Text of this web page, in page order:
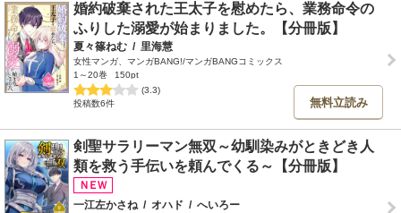
婚約破棄された王太子を慰めたら、業務命令の
ふりした溺愛が始まりました。【分冊版】
夏々篠ねむ / 里海慧
女性マンガ、マンガBANG!/マンガBANGコミックス
1～20巻
150pt
(3.3)
投稿数6件
無料立読み
剣聖サラリーマン無双～幼馴染みがときどき人
類を救う手伝いを頼んでくる～【分冊版】
一江左かさね / オハド / へいろー